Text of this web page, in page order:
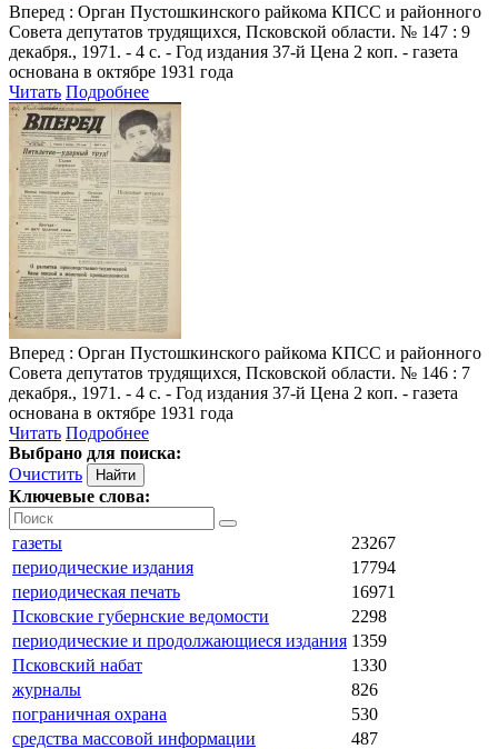
Вперед : Орган Пустошкинского райкома КПСС и районного
Совета депутатов трудящихся, Псковской области. № 147 : 9
декабря., 1971. - 4 с. - Год издания 37-й Цена 2 коп. - газета
основана в октябре 1931 года
Читать Подробнее
Вперед : Орган Пустошкинского райкома КПСС и районного
Совета депутатов трудящихся, Псковской области. № 146 : 7
декабря., 1971. - 4 с. - Год издания 37-й Цена 2 коп. - газета
основана в октябре 1931 года
Читать Подробнее
Выбрано для поиска:
Очистить
Ключевые слова:
газеты
23267
периодические издания
17794
периодическая печать
16971
Псковские губернские ведомости
2298
периодические и продолжающиеся издания 1359
Псковский набат
1330
журналы
826
пограничная охрана
530
средства массовой информации
487